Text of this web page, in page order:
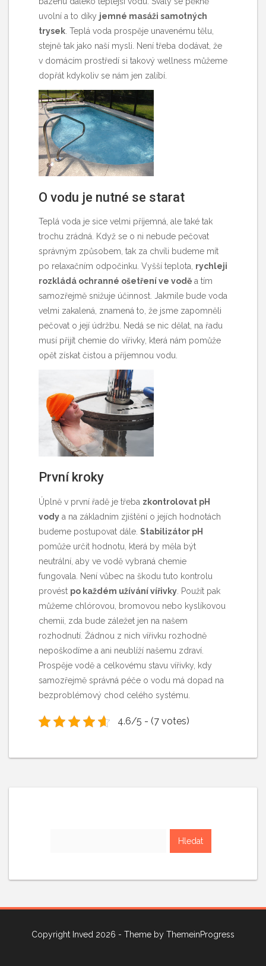
uvolní a to díky jemné masáži samotných
trysek . Teplá voda prospěje unavenému tělu,
stejně tak jako naší mysli. Není třeba dodávat, že
v domácím prostředí si takový wellness můžeme
dopřát kdykoliv se nám jen zalíbí.
O vodu je nutné se starat
Teplá voda je sice velmi příjemná, ale také tak
trochu zrádná. Když se o ni nebude pečovat
správným způsobem, tak za chvíli budeme mít
po relaxačním odpočinku. Vyšší teplota, rychleji
rozkládá ochranné ošetření ve vodě a tím
samozřejmě snižuje účinnost. Jakmile bude voda
velmi zakalená, znamená to, že jsme zapomněli
pečovat o její údržbu. Nedá se nic dělat, na řadu
musí přijít chemie do vířivky , která nám pomůže
opět získat čistou a příjemnou vodu.
První kroky
Úplně v první řadě je třeba zkontrolovat pH
vody a na základním zjištění o jejích hodnotách
budeme postupovat dále. Stabilizátor pH
pomůže určit hodnotu, která by měla být
neutrální, aby ve vodě vybraná chemie
fungovala. Není vůbec na škodu tuto kontrolu
provést po každém užívání vířivky . Použít pak
můžeme chlórovou, bromovou nebo kyslíkovou
chemii, zda bude záležet jen na našem
rozhodnutí. Žádnou z nich vířivku rozhodně
nepoškodíme a ani neublíží našemu zdraví.
Prospěje vodě a celkovému stavu vířivky, kdy
samozřejmě správná péče o vodu má dopad na
bezproblémový chod celého systému.
4.6/5 - (7 votes)
Copyright Inved 2026 - Theme by ThemeinProgress